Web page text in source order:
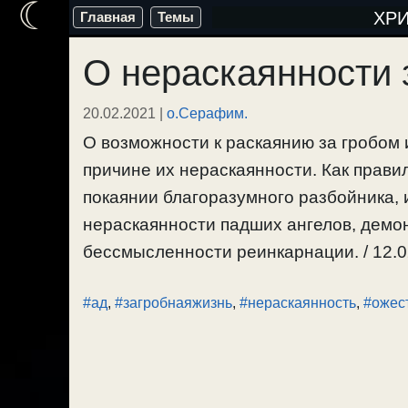
Перейти
содержимому
Главная Темы
О нераскаянности
20.02.2021 | о.Серафим.
О возможности к раскаянию за
причине их нераскаянности. Как
покаянии благоразумного
нераскаянности падших ангелов,
бессмысленности реинкарнации. /
#ад, #загробнаяжизнь, #нераскаянность,
☾